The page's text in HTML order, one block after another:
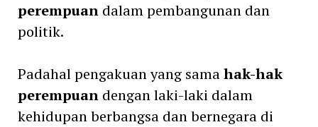
perempuandalam pembangunan dan
politik.
Padahal pengakuan yang samahak-hak
perempuandengan laki-laki dalam
kehidupan berbangsa dan bernegara di